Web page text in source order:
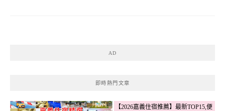
AD
即時熱門文章
【2026嘉義住宿推薦】最新TOP15,便